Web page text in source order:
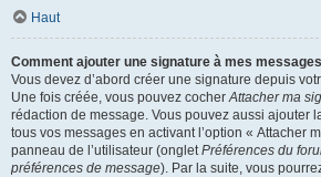
Haut
Comment ajouter une signature à mes
Vous devez d’abord créer une signature depuis
Une fois créée, vous pouvez cocherAttacher ma
rédaction de message. Vous pouvez aussi ajouter
tous vos messages en activant l’option « Attacher
panneau de l’utilisateur (ongletPréférences du
préférences de message). Par la suite, vous